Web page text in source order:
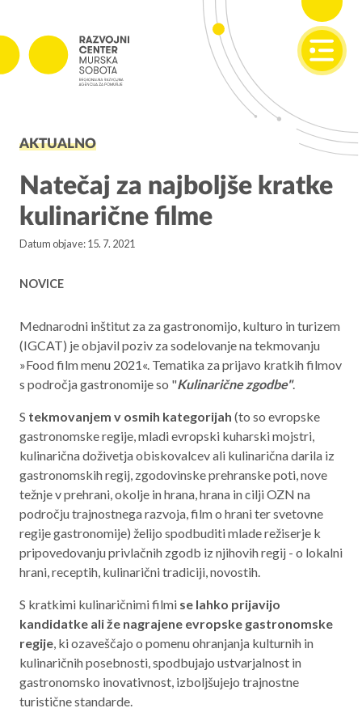
Projekti v izvajanju
Zaključeni projekti
PODJETNIŠTVO
SPOT
Invest Pomurje
REGIONALNI RAZVOJ
Aktualno programsko obdobje 2021 – 2027
Obmejna problemska območja
O NAS
NAŠE STORITVE
REGIJA
STIK
AKTUALNO
RAZPISI
AKTUALNO
Natečaj za najboljše kratke
kulinarične filme
Datum objave: 15. 7. 2021
NOVICE
Mednarodni inštitut za za gastronomijo, kulturo in turizem
(IGCAT) je objavil poziv za sodelovanje na tekmovanju
»Food film menu 2021«. Tematika za prijavo kratkih filmov
s področja gastronomije so "Kulinarične zgodbe".
S tekmovanjem v osmih kategorijah (to so evropske
gastronomske regije, mladi evropski kuharski mojstri,
kulinarična doživetja obiskovalcev ali kulinarična darila iz
gastronomskih regij, zgodovinske prehranske poti, nove
težnje v prehrani, okolje in hrana, hrana in cilji OZN na
področju trajnostnega razvoja, film o hrani ter svetovne
regije gastronomije) želijo spodbuditi mlade režiserje k
pripovedovanju privlačnih zgodb iz njihovih regij - o lokalni
hrani, receptih, kulinarični tradiciji, novostih.
S kratkimi kulinaričnimi filmi se lahko prijavijo
kandidatke ali že nagrajene evropske gastronomske
regije, ki ozaveščajo o pomenu ohranjanja kulturnih in
kulinaričnih posebnosti, spodbujajo ustvarjalnost in
gastronomsko inovativnost, izboljšujejo trajnostne
turistične standarde.